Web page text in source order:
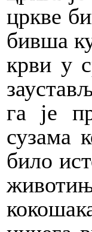
цркве
бивша
крви у
га је
сузама
било